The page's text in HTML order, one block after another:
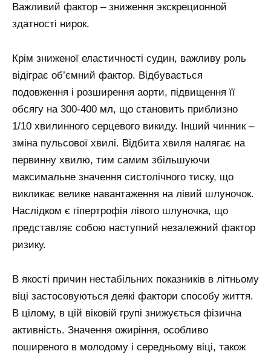
Важливий фактор – зниження экскреционной
здатності нирок.
Крім зниженої еластичності судин, важливу роль
відіграє об’ємний фактор. Відбувається
подовження і розширення аорти, підвищення її
обсягу на 300-400 мл, що становить приблизно
1/10 хвилинного серцевого викиду. Інший чинник –
зміна пульсової хвилі. Відбита хвиля налягає на
первинну хвилю, тим самим збільшуючи
максимальне значення систолічного тиску, що
викликає велике навантаження на лівий шлуночок.
Наслідком є гіпертрофія лівого шлуночка, що
представляє собою наступний незалежний фактор
ризику.
В якості причин нестабільних показників в літньому
віці застосовуються деякі фактори способу життя.
В цілому, в цій віковій групі знижується фізична
активність. Значення ожиріння, особливо
поширеного в молодому і середньому віці, також